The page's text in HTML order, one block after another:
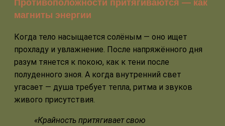
Противоположности притягиваются — как
магниты энергии
Когда тело насыщается солёным — оно ищет
прохладу и увлажнение. После напряжённого дня
разум тянется к покою, как к тени после
полуденного зноя. А когда внутренний свет
угасает — душа требует тепла, ритма и звуков
живого присутствия.
«Крайность притягивает свою